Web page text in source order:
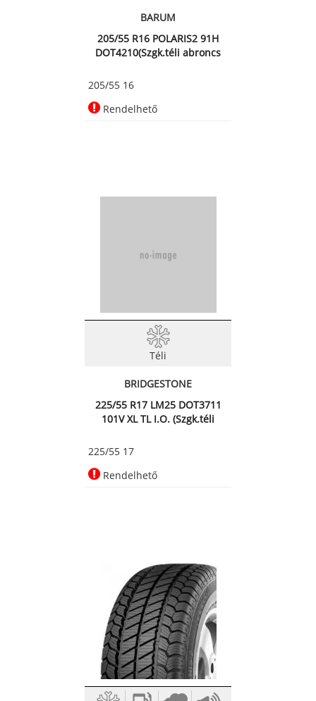
BARUM
205/55 R16 POLARIS2 91H
DOT4210(Szgk.téli abroncs
205/55 16
Rendelhető
Téli
BRIDGESTONE
225/55 R17 LM25 DOT3711
101V XL TL I.O. (Szgk.téli
225/55 17
Rendelhető